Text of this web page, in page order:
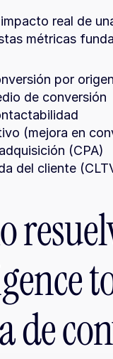
real de
métricas
por
de conversión
(mejora en
(CPA)
del cliente
de